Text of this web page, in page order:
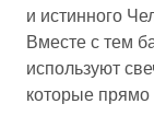
и истинного
Вместе с тем
используют
которые